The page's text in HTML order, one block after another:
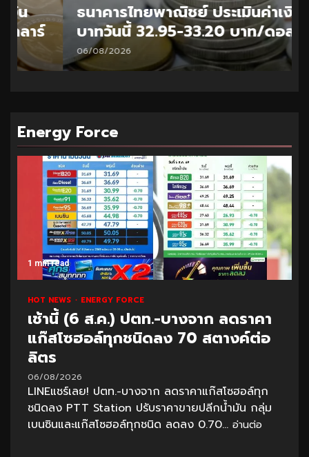
ธนาคารไทยพาณิชย์ ประเมินค่าเงิน
บาทวันนี้ 32.95-33.20 บาท/ดอลลาร์
06/08/2026
Energy Force
1 min read
HOT NEWS ENERGY FORCE
เช้านี้ (6 ส.ค.) ปตท.-บางจาก ลดราคา
แก๊สโซฮอล์ทุกชนิดลง 70 สตางค์ต่อ
ลิตร
06/08/2026
LINEแชร์เลย! ปตท.-บางจาก ลดราคาแก๊สโซฮอล์ทุก
ชนิดลง PTT Station ปรับราคาขายปลีกน้ำมัน กลุ่ม
เบนซินและแก๊สโซฮอล์ทุกชนิด ลดลง 0.70... อ่านต่อ